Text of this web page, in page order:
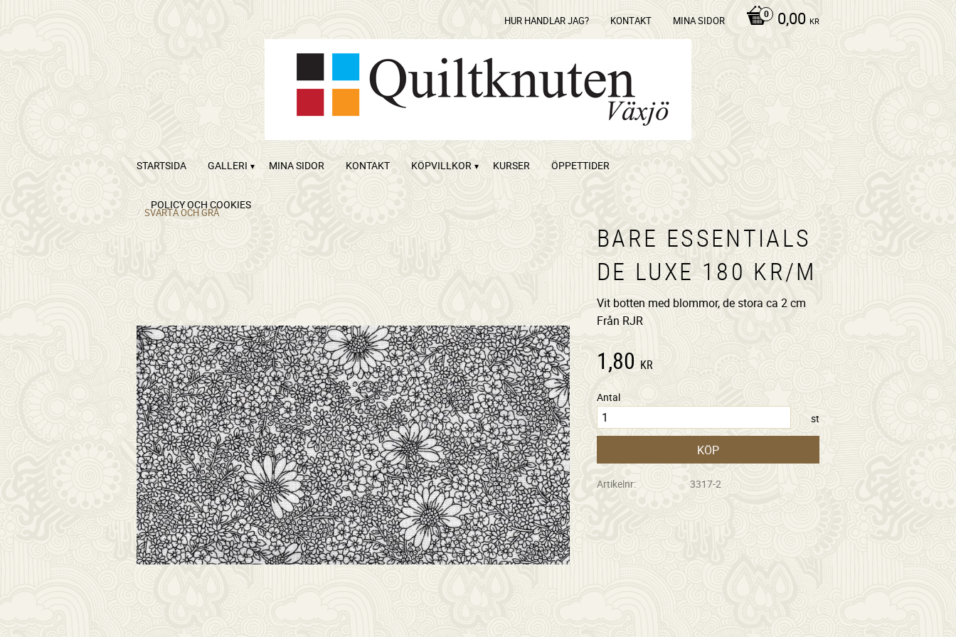
0,00 KR
HUR HANDLAR JAG? KONTAKT MINA SIDOR
STARTSIDA GALLERI MINA SIDOR KONTAKT KÖPVILLKOR KURSER ÖPPETTIDER
POLICY OCH COOKIES
SVARTA OCH GRÅ
BARE ESSENTIALS
DE LUXE 180 KR/M
Vit botten med blommor, de stora ca 2 cm
Från RJR
1,80 KR
Antal
st
KÖP
Artikelnr 3317-2